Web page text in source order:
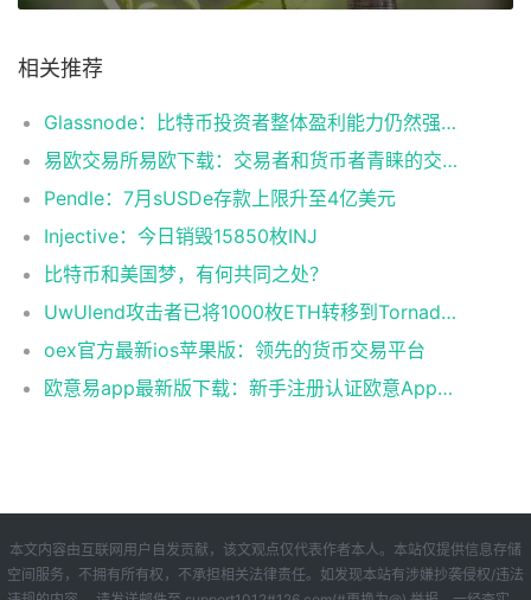
相关推荐
Glassnode：比特币投资者整体盈利能力仍然强劲，更大的波动即将到来
易欧交易所易欧下载：交易者和货币者青睐的交易平台
Pendle：7月sUSDe存款上限升至4亿美元
Injective：今日销毁15850枚INJ
比特币和美国梦，有何共同之处？
UwUlend攻击者已将1000枚ETH转移到Tornado Cash
oex官方最新ios苹果版：领先的货币交易平台
欧意易app最新版下载：新手注册认证欧意App下载操作教程
本文内容由互联网用户自发贡献，该文观点仅代表作者本人。本站仅提供信息存储
空间服务，不拥有所有权，不承担相关法律责任。如发现本站有涉嫌抄袭侵权/违法